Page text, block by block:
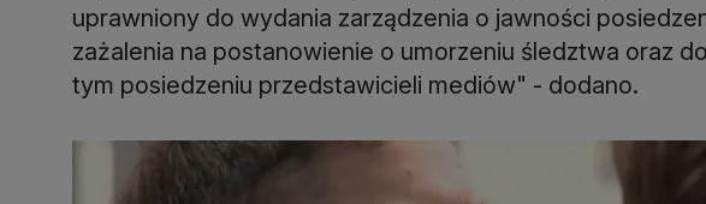
uprawniony do wydania zarządzenia o jawności
zażalenia na postanowienie o umorzeniu śledztwa oraz
tym posiedzeniu przedstawicieli mediów" - dodano.